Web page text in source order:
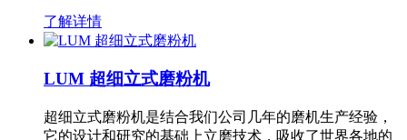
了解详情
LUM 超细立式磨粉机
超细立式磨粉机是结合我们公司几年的磨机生产经验，
它的设计和研究的基础上立磨技术，吸收了世界各地的